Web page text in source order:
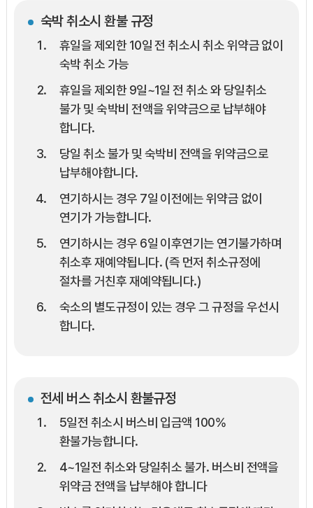
숙박 취소시 환불 규정
휴일을 제외한 10일 전 취소시 취소 위약금 없이
숙박 취소 가능
휴일을 제외한 9일~1일 전 취소 와 당일취소
불가 및 숙박비 전액을 위약금으로 납부해야
합니다.
당일 취소 불가 및 숙박비 전액을 위약금으로
납부해야합니다.
연기하시는 경우 7일 이전에는 위약금 없이
연기가 가능합니다.
연기하시는 경우 6일 이후연기는 연기불가하며
취소후 재예약됩니다. (즉 먼저 취소규정에
절차를 거친후 재예약됩니다.)
숙소의 별도규정이 있는 경우 그 규정을 우선시
합니다.
전세 버스 취소시 환불규정
5일전 취소시 버스비 입금액 100%
환불가능합니다.
4~1일전 취소와 당일취소 불가. 버스비 전액을
위약금 전액을 납부해야 합니다